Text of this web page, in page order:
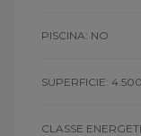
PISCINA: NO
SUPERFICIE:
CLASSE